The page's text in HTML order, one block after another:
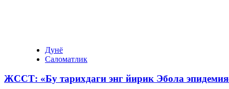
Дунё
Саломатлик
ЖССТ: «Бу тарихдаги энг йирик Эбола